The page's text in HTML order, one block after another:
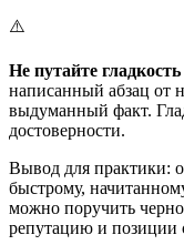
⚠️
Не путайте
написанный абзац от
выдуманный факт.
достоверности.
Вывод для практики:
быстрому,
можно поручить
репутацию и позиции